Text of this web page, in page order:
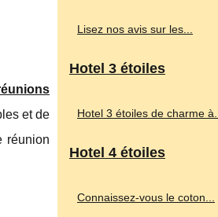
et de
réunion
Lisez nos avis sur les...
Hotel 3 étoiles
Hotel 3 étoiles de charme à...
Hotel 4 étoiles
Connaissez-vous le coton...